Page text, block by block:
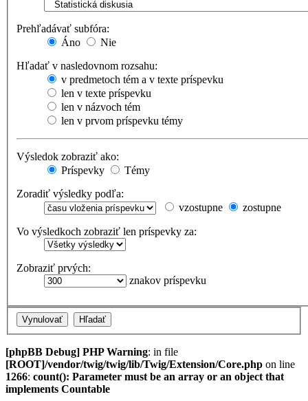
Prehľadávať subfóra:
Áno
Nie
Hľadať v nasledovnom rozsahu:
v predmetoch tém a v texte príspevku
len v texte príspevku
len v názvoch tém
len v prvom príspevku témy
Výsledok zobraziť ako:
Príspevky
Témy
Zoradiť výsledky podľa:
vzostupne
zostupne
Vo výsledkoch zobraziť len príspevky za:
Zobraziť prvých:
znakov príspevku
[phpBB Debug] PHP Warning: in file
[ROOT]/vendor/twig/twig/lib/Twig/Extension/Core.php on line
1266: count(): Parameter must be an array or an object that
implements Countable